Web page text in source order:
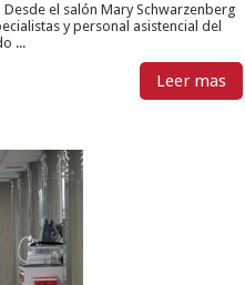
Desde el salón Mary Schwarzenberg
y personal asistencial del
...
Leer mas